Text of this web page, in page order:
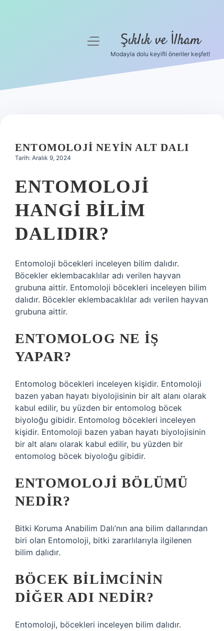
Hakkımızda
menüyü
Şıklık ve İlham
Modayla dolu keyifli öneriler keşfet!
ENTOMOLOJI NEYIN ALT DALI
Tarih: Aralık 9, 2024
ENTOMOLOJI
HANGI BILIM
DALIDIR?
Entomoloji böcekleri inceleyen bilim dalıdır.
Böcekler eklembacaklılar adı verilen hayvan
grubuna aittir. Entomoloji böcekleri inceleyen bilim
dalıdır. Böcekler eklembacaklılar adı verilen hayvan
grubuna aittir.
ENTOMOLOG NE IŞ
YAPAR?
Entomolog böcekleri inceleyen kişidir. Entomoloji
bazen yaban hayatı biyolojisinin bir alt alanı olarak
kabul edilir, bu yüzden bir entomolog böcek
biyoloğu gibidir. Entomolog böcekleri inceleyen
kişidir. Entomoloji bazen yaban hayatı biyolojisinin
bir alt alanı olarak kabul edilir, bu yüzden bir
entomolog böcek biyoloğu gibidir.
ENTOMOLOJI BÖLÜMÜ
NEDIR?
Bitki Koruma Anabilim Dalı’nın ana bilim dallarından
biri olan Entomoloji, bitki zararlılarıyla ilgilenen
bilim dalıdır.
BÖCEK BILIMCININ
DIĞER ADI NEDIR?
Entomoloji, böcekleri inceleyen bilim dalıdır.